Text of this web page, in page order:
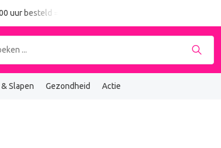
uur besteld = vandaag verzonden
Slapen Gezondheid Actie